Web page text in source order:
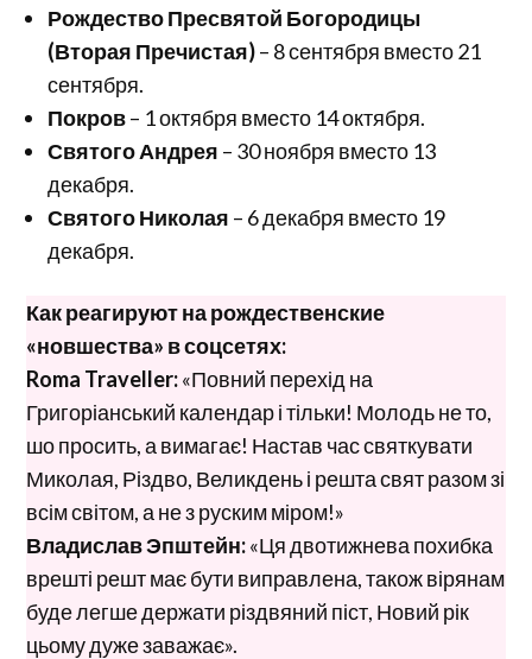
Рождество Пресвятой Богородицы
(Вторая Пречистая)– 8 сентября вместо 21
сентября.
Покров– 1 октября вместо 14 октября.
Святого Андрея – 30 ноября вместо 13
декабря.
Святого Николая – 6 декабря вместо 19
декабря.
Как реагируют на рождественские
«новшества» в соцсетях:
Roma Traveller:«Повний перехід на
Григоріанський календар і тільки! Молодь не то,
шо просить, а вимагає! Настав час святкувати
Миколая, Різдво, Великдень і решта свят разом зі
всім світом, а не з руским міром!»
Владислав Эпштейн:«Ця двотижнева похибка
врешті решт має бути виправлена, також вірянам
буде легше держати різдвяний піст, Новий рік
цьому дуже заважає».